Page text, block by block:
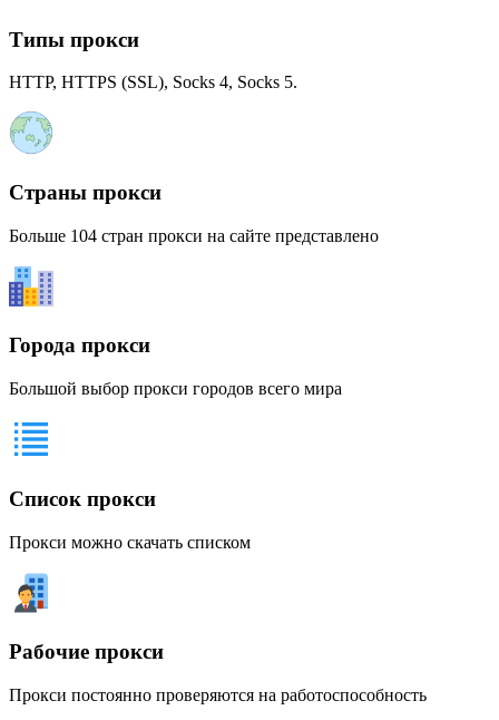
Типы прокси
HTTP, HTTPS (SSL), Socks 4, Socks 5.
Страны прокси
Больше 104 стран прокси на сайте представлено
Города прокси
Большой выбор прокси городов всего мира
Список прокси
Прокси можно скачать списком
Рабочие прокси
Прокси постоянно проверяются на работоспособность